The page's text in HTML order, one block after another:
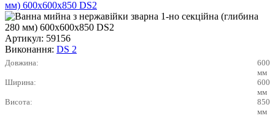
мм) 600х600х850 DS2
Артикул: 59156
Виконання: DS 2
Довжина:
600
мм
Ширина:
600
мм
Висота:
850
мм